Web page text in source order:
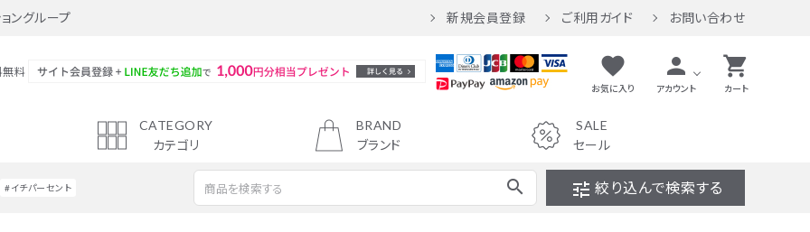
ングループ 新規会員登録 ご利用ガイド お問い合わせ
無料 favorite
お気に入り
person
アカウント
shopping_cart
カート
CATEGORY
カテゴリ
BRAND
ブランド
SALE
セール
#イチパーセント search tune 絞り込んで検索する